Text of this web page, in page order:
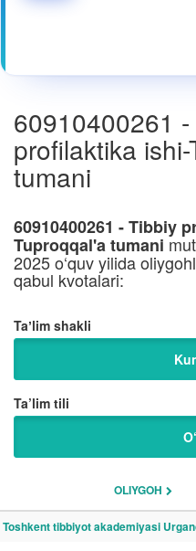
60910400261
profilaktika
tumani
60910400261 - Tibbiy
Tuproqqal'a tumani
2025 o‘quv yilida
qabul kvotalari:
Taʼlim shakli
Ta’lim tili
OLIYGOH
Toshkent tibbiyot akademiyasi